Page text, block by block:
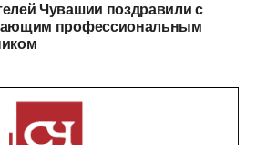
Чувашии поздравили с
профессиональным